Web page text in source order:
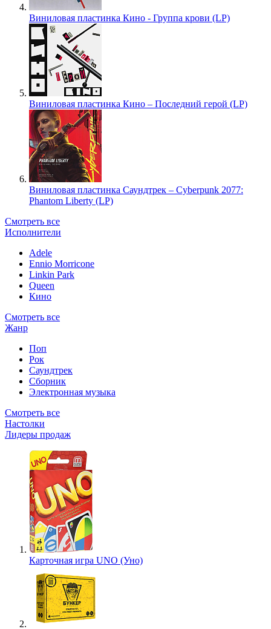
Виниловая пластинка Кино - Группа крови (LP)
Виниловая пластинка Кино – Последний герой (LP)
Виниловая пластинка Саундтрек – Cyberpunk 2077:
Phantom Liberty (LP)
Смотреть все
Исполнители
Adele
Ennio Morricone
Linkin Park
Queen
Кино
Смотреть все
Жанр
Поп
Рок
Саундтрек
Сборник
Электронная музыка
Смотреть все
Настолки
Лидеры продаж
Карточная игра UNO (Уно)